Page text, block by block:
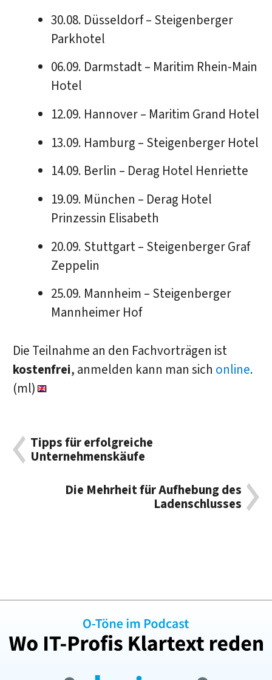
30.08. Düsseldorf – Steigenberger
Parkhotel
06.09. Darmstadt – Maritim Rhein-Main
Hotel
12.09. Hannover – Maritim Grand Hotel
13.09. Hamburg – Steigenberger Hotel
14.09. Berlin – Derag Hotel Henriette
19.09. München – Derag Hotel
Prinzessin Elisabeth
20.09. Stuttgart – Steigenberger Graf
Zeppelin
25.09. Mannheim – Steigenberger
Mannheimer Hof
Die Teilnahme an den Fachvorträgen ist
kostenfrei, anmelden kann man sich online.
(ml)
Tipps für erfolgreiche
Unternehmenskäufe
Die Mehrheit für Aufhebung des
Ladenschlusses